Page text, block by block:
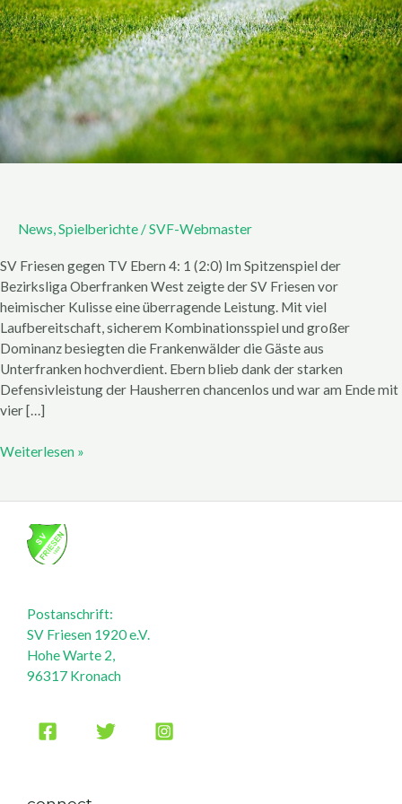
News,Spielberichte /SVF-Webmaster
SV Friesen gegen TV Ebern 4: 1 (2:0) Im Spitzenspiel der
Bezirksliga Oberfranken West zeigte der SV Friesen vor
heimischer Kulisse eine überragende Leistung. Mit viel
Laufbereitschaft, sicherem Kombinationsspiel und großer
Dominanz besiegten die Frankenwälder die Gäste aus
Unterfranken hochverdient. Ebern blieb dank der starken
Defensivleistung der Hausherren chancenlos und war am Ende mit
vier […]
Weiterlesen »
Postanschrift:
SV Friesen 1920 e.V.
Hohe Warte 2,
96317 Kronach